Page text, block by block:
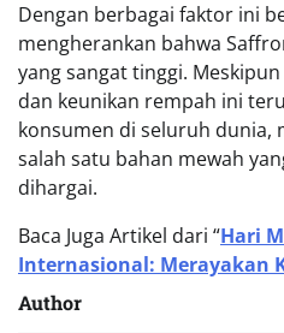
Dengan berbagai faktor ini
mengherankan bahwa
yang sangat tinggi.
dan keunikan rempah ini
konsumen di seluruh dunia,
salah satu bahan mewah
dihargai.
Baca Juga Artikel dari “Hari
Internasional: Merayakan
Author